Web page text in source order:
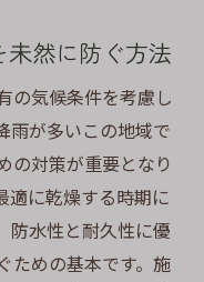
然に防ぐ方法
の気候条件を考慮し
雨が多いこの地域で
の対策が重要となり
適に乾燥する時期に
防水性と耐久性に優
ための基本です。施